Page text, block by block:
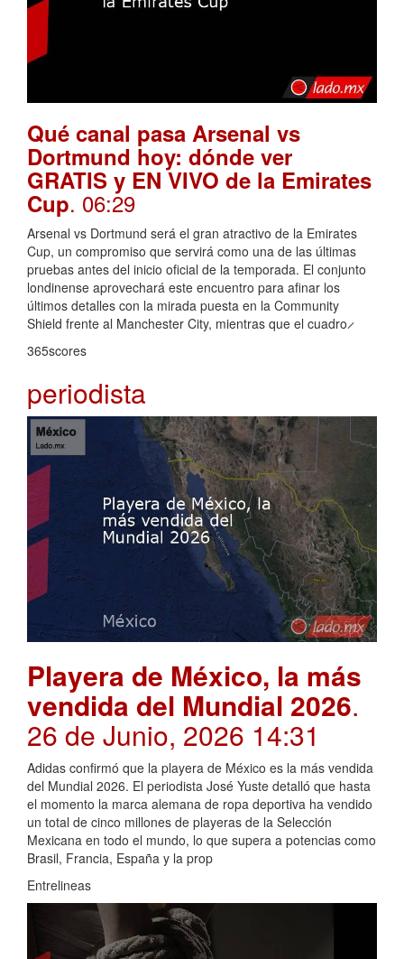
Qué canal pasa Arsenal vs
Dortmund hoy: dónde ver
GRATIS y EN VIVO de la Emirates
Cup. 06:29
Arsenal vs Dortmund será el gran atractivo de la Emirates
Cup, un compromiso que servirá como una de las últimas
pruebas antes del inicio oficial de la temporada. El conjunto
londinense aprovechará este encuentro para afinar los
últimos detalles con la mirada puesta en la Community
Shield frente al Manchester City, mientras que el cuadro ̷
365scores
periodista
Playera de México, la más
vendida del Mundial 2026.
26 de Junio, 2026 14:31
Adidas confirmó que la playera de México es la más vendida
del Mundial 2026. El periodista José Yuste detalló que hasta
el momento la marca alemana de ropa deportiva ha vendido
un total de cinco millones de playeras de la Selección
Mexicana en todo el mundo, lo que supera a potencias como
Brasil, Francia, España y la prop
Entrelineas